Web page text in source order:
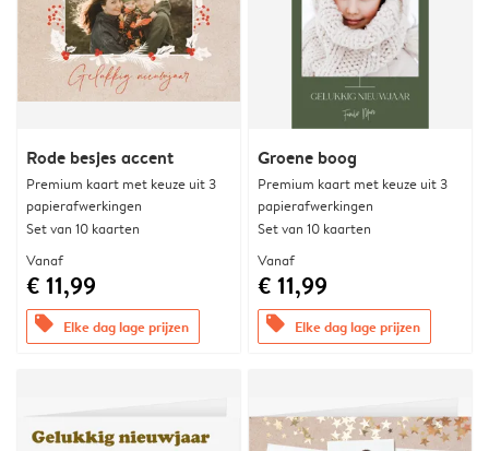
Rode besjes accent
Premium kaart met keuze uit 3
papierafwerkingen
Set van 10 kaarten
Vanaf
€ 11,99
offers Elke dag lage prijzen
Groene boog
Premium kaart met keuze uit 3
papierafwerkingen
Set van 10 kaarten
Vanaf
€ 11,99
offers Elke dag lage prijzen